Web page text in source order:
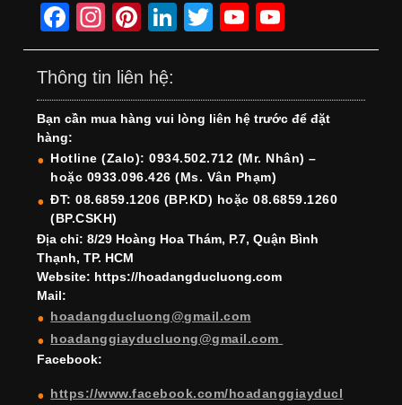
F
a
c
e
b
o
o
k
In
st
a
gr
a
m
Pi
nt
er
e
st
Li
n
e
dI
n
T
wi
er
Y
o
T
u
b
e
o
T
u
b
e
h
Thông tin liên hệ:
Bạn cần mua hàng vui lòng liên hệ trước để đặt
hàng:
Hotline (Zalo): 0934.502.712 (Mr. Nhân) –
hoặc 0933.096.426 (Ms. Vân Phạm)
ĐT: 08.6859.1206 (BP.KD) hoặc 08.6859.1260
(BP.CSKH)
Địa chỉ: 8/29 Hoàng Hoa Thám, P.7, Quận Bình
Thạnh, TP. HCM
Website: https://hoadangducluong.com
Mail:
hoadangducluong@gmail.com
hoadanggiayducluong@gmail.com
Facebook:
https://www.facebook.com/hoadanggiayducl